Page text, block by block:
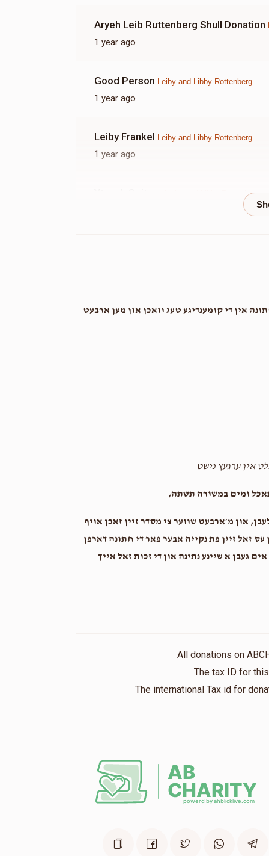
Aryeh Leib Ruttenberg Shull Donation
1 year ago
Good Person Leiby and Libby Rottenberg
1 year ago
Leiby Frankel Leiby and Libby Rottenberg
1 year ago
Leiby and Libby Rottenberg
אין די קומענדיגע טעג וואכן און מען ארבעט
אין ערגעץ נישט
ומים במשורה תשתה,
און מ׳ארבעט שווער צי מסדר זיין זאכן אויף
זאל זיין פת נקייה אבער פאר די חתונה דארפן
געבן א שיינע נתינה און די זכות זאל אייך
All donations on
The tax ID for
The international Tax id for